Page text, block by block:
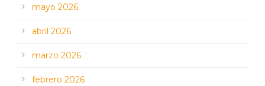
mayo 2026
abril 2026
marzo 2026
febrero 2026